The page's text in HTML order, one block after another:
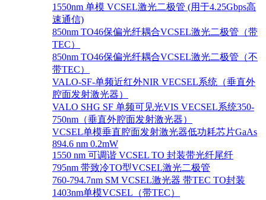
1550nm 单模 VCSEL激光二极管 (用于4.25Gbps高
速通信)
850nm TO46保偏光纤耦合VCSEL激光二极管（带
TEC）
850nm TO46保偏光纤耦合VCSEL激光二极管（不
带TEC）
VALO-SF-单频近红外NIR VECSEL系统（垂直外
腔面发射激光器）
VALO SHG SF 单频可见光VIS VECSEL系统350-
750nm（垂直外腔面发射激光器）
VCSEL单模垂直腔面发射激光器低功耗芯片GaAs
894.6 nm 0.2mW
1550 nm 可调谐 VCSEL TO 封装带光纤尾纤
795nm 带致冷TO型VCSEL激光二极管
760-794.7nm SM VCSEL激光器 带TEC TO封装
1403nm单模VCSEL（带TEC）